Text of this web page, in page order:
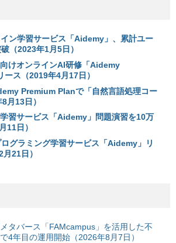
ン学習サービス「Aidemy」、累計ユー
（2023年1月5日）
けオンラインAI研修「Aidemy
ス（2019年4月17日）
Premium Planで「自然言語処理コー
月13日）
習サービス「Aidemy」問題演習を10万
11日）
グラミング学習サービス「Aidemy」リ
21日）
タバース「FAMcampus」を活用した不
4年目の運用開始（2026年8月7日）